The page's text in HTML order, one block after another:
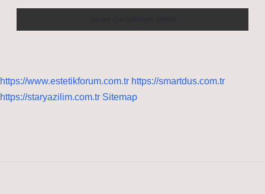
https://www.estetikforum.com.tr https://smartdus.com.tr
https://staryazilim.com.tr Sitemap